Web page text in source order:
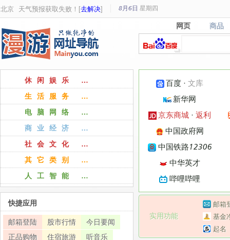
北京 天气预报获取失败！[去解决] 8月6日 星期四
网页
网页 商品
商品
百度 ·文库
新华网
京东商城 ·返利
中国政府网
中国铁路12306
中华英才
哔哩哔哩
实用功能
邮箱
基金
起名
休闲娱乐 …
生活服务 …
电脑网络 …
商业经济 …
社会文化 …
其它类别 …
人工智能 …
快捷应用
邮箱登陆 股市行情
今日要闻
正品购物
住宿旅游
听音乐